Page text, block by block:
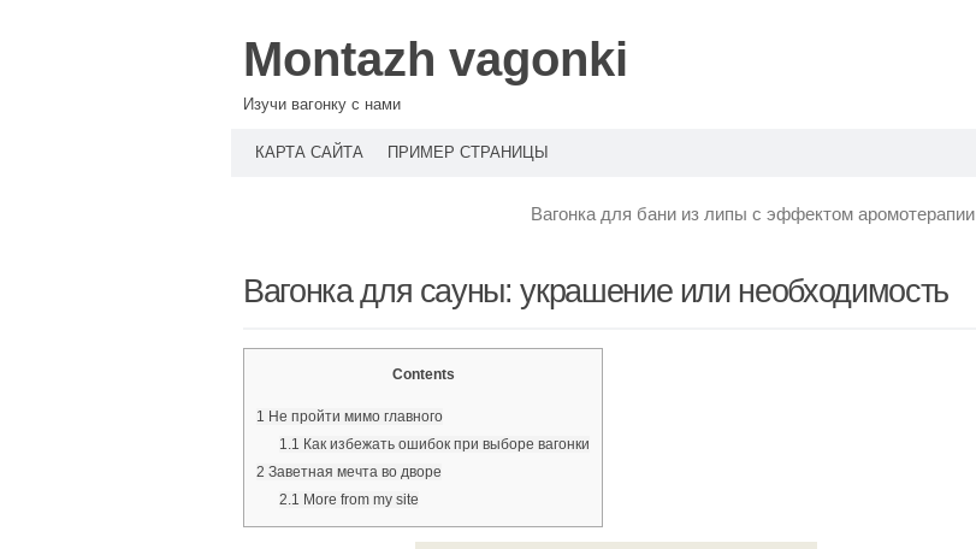
Montazh vagonki
Изучи вагонку с нами
КАРТА САЙТА ПРИМЕР СТРАНИЦЫ
Вагонка для бани из липы с эффектом аромотерапии
Вагонка для сауны: украшение или необходимость
Contents
1 Не пройти мимо главного
1.1 Как избежать ошибок при выборе вагонки
2 Заветная мечта во дворе
2.1 More from my site